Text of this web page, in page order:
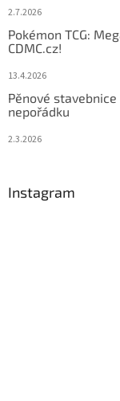
2.7.2026
Pokémon TCG:
CDMC.cz!
13.4.2026
Pěnové
nepořádku
2.3.2026
Instagram